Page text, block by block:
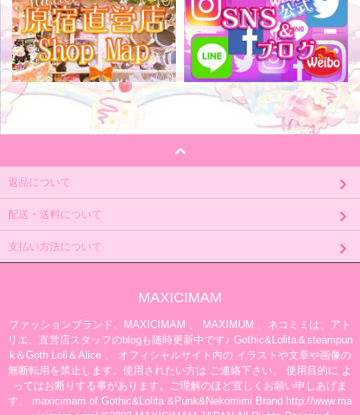
返品について
配送・送料について
支払い方法について
MAXICIMAM
ファッションブランド、MAXICIMAM 、 MAXIMUM 、ネコミミは、アト
リエ、直営店スタッフのblogも随時更新中です♪ Gothic&Lolita＆steampun
k＆Goth Loli＆Alice 。 オフィシャルサイト内の イラストや文章や画像の
無断転用を禁止します。使用されたい方は ご連絡下さい。 使用目的に よ
ってはお断りする事があります。ご理解のほど宜しくお願い申しあげま
す。 maxicimam of Gothic&Lolita &Punk&Nekomimi Brand http://www.ma